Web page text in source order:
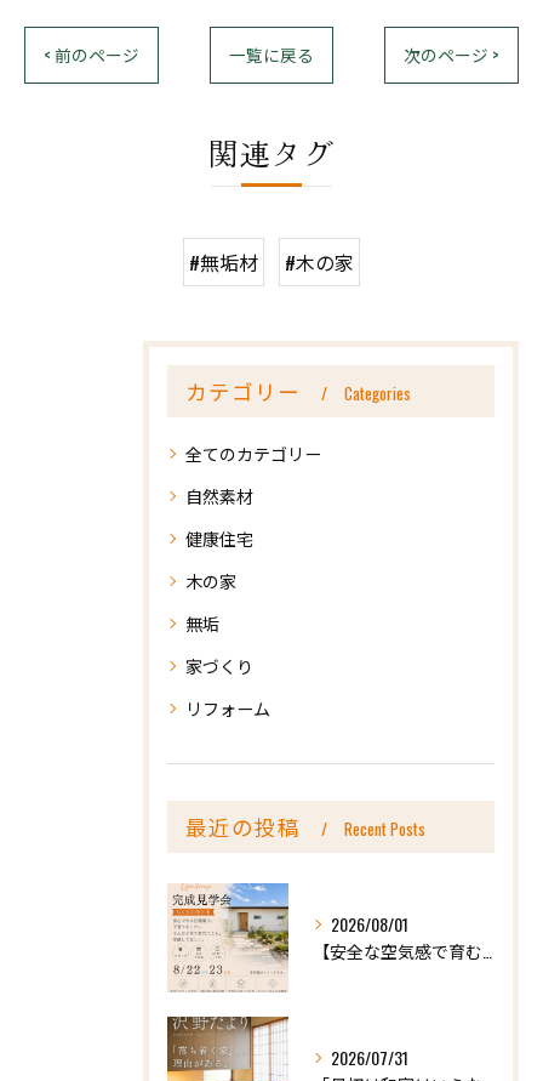
< 前のページ 一覧に戻る 次のページ >
関連タグ
#無垢材 #木の家
カテゴリー Categories
全てのカテゴリー
自然素材
健康住宅
木の家
無垢
家づくり
リフォーム
最近の投稿 Recent Posts
2026/08/01
2026/07/31